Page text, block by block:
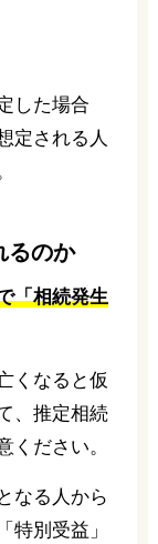
した場合
定される人
るのか
「相続発生
くなると仮
、推定相続
ください。
なる人から
特別受益」